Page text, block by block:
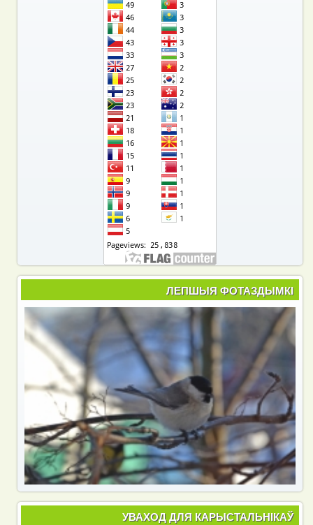
ЛЕПШЫЯ ФОТАЗДЫМКІ
УВАХОД ДЛЯ КАРЫСТАЛЬНІКАЎ